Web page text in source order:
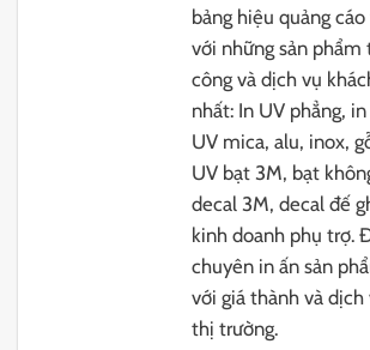
bảng hiệu quảng
với những sản
công và dịch vụ
nhất: In UV phẳng,
UV mica, alu, inox,
UV bạt 3M, bạt
decal 3M, decal đế
kinh doanh phụ trợ.
chuyên in ấn sản
với giá thành và
thị trường.